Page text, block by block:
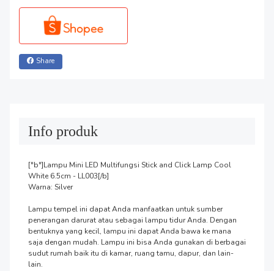
Share
Info produk
["b"]Lampu Mini LED Multifungsi Stick and Click Lamp Cool
White 6.5cm - LL003[/b]
Warna: Silver
Lampu tempel ini dapat Anda manfaatkan untuk sumber
penerangan darurat atau sebagai lampu tidur Anda. Dengan
bentuknya yang kecil, lampu ini dapat Anda bawa ke mana
saja dengan mudah. Lampu ini bisa Anda gunakan di berbagai
sudut rumah baik itu di kamar, ruang tamu, dapur, dan lain-
lain.